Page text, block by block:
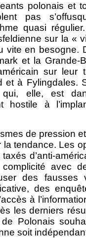
polonais et
pas
quasi
sur la «
vite en besogne.
et la Grande-
sur leur
et à Fylingdales.
qui, elle, est
hostile à
de pression
tendance. Les
d’anti-
avec
des
des
à
les derniers
Polonais
soit